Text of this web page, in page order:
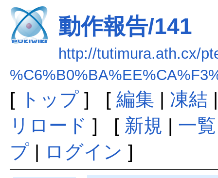
動作報告/141
http://tutimura.ath.cx/
[ トップ] [ 編集 | 凍結
リロード ] [ 新規 | 一覧
プ| ログイン ]